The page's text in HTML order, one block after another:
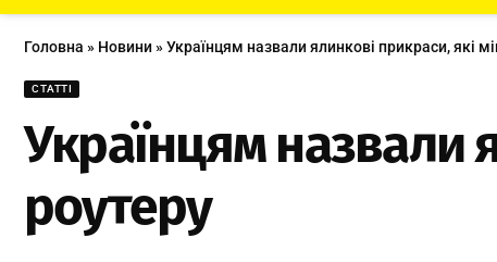
Головна » Новини»Українцям назвали ялинкові прикраси, які
СТАТТІ
Українцям назвали
роутеру